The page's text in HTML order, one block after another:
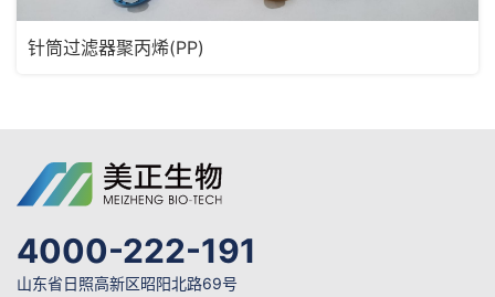
针筒过滤器聚丙烯(PP)
4000-222-191
山东省日照高新区昭阳北路69号